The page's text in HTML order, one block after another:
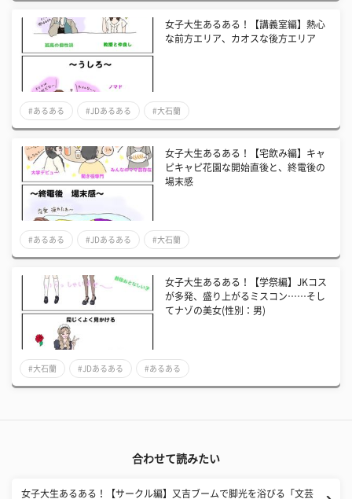
女子大生あるある！【講義室編】熱心
な前方エリア、カオスな後方エリア
#あるある #JDあるある #大石蘭
女子大生あるある！【宅飲み編】キャ
ピキャピ花園な開始直後と、終電後の
場末感
#あるある #JDあるある #大石蘭
女子大生あるある！【学祭編】JKコス
が多発、盛り上がるミスコン……そし
てナゾの美女(性別：男)
#大石蘭 #JDあるある #あるある
合わせて読みたい
女子大生あるある！【サークル編】又吉ブームで脚光を浴びる「文芸